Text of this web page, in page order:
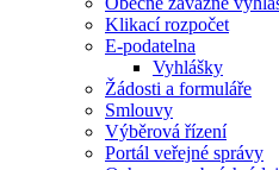
Klikací rozpočet
E-podatelna
Vyhlášky
Žádosti a formuláře
Smlouvy
Výběrová řízení
Portál veřejné správy